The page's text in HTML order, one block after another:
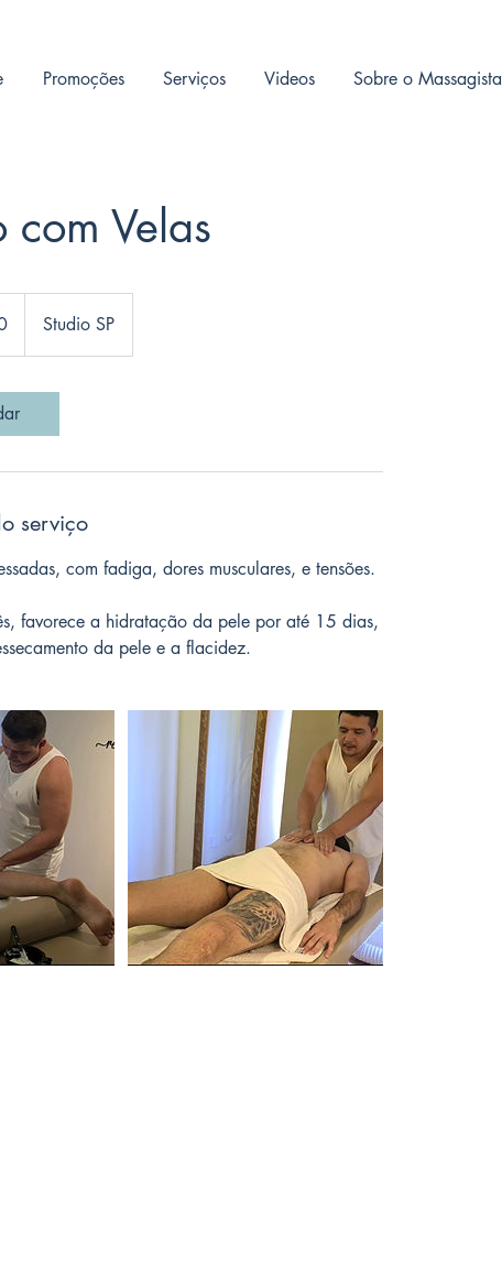
Promoções Serviços Videos Sobre o Massagista
com Velas
Studio SP
serviço
com fadiga, dores musculares, e tensões.
favorece a hidratação da pele por até 15 dias,
da pele e a flacidez.